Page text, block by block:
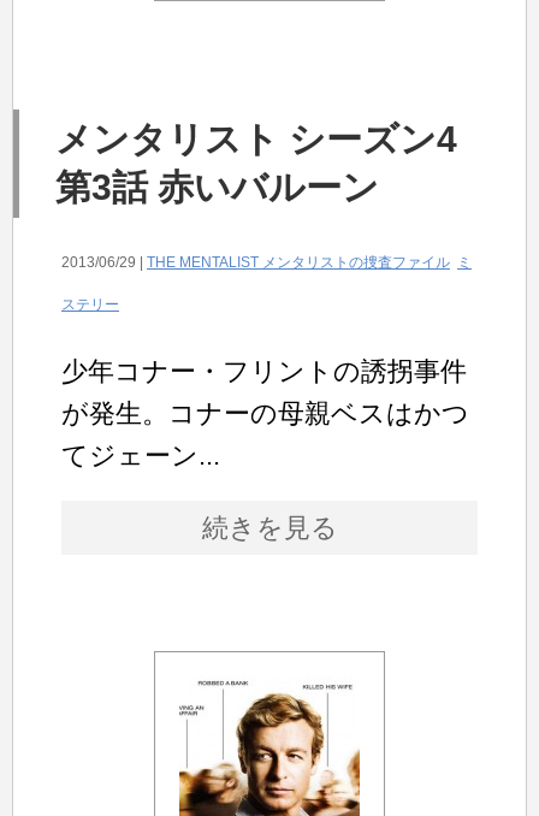
メンタリスト シーズン4
第3話 赤いバルーン
2013/06/29 | THE MENTALIST メンタリストの捜査ファイル ミ
ステリー
少年コナー・フリントの誘拐事件
が発生。コナーの母親ベスはかつ
てジェーン...
続きを見る